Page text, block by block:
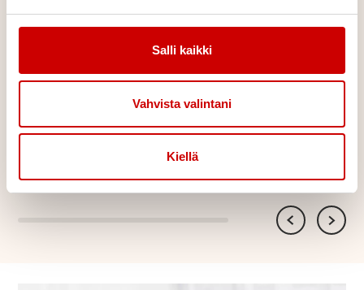
Salli kaikki
Vahvista valintani
Kiellä
Intro: Palautuminen ja vireystila